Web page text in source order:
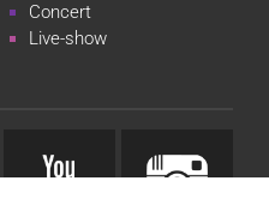
Concert
Live-show